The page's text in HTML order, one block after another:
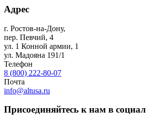
Адрес
г. Ростов-на-Дону,
пер. Певчий, 4
ул. 1 Конной армии, 1
ул. Мадояна 191/1
Телефон
8 (800) 222-80-07
Почта
info@altusa.ru
Присоединяйтесь к нам в